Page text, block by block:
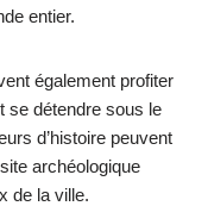
entier.
également profiter
se détendre sous le
d’histoire peuvent
archéologique
de la ville.